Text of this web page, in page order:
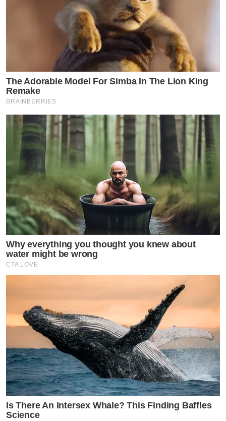
The Adorable Model For Simba In The Lion King
Remake
BRAINBERRIES
Why everything you thought you knew about
water might be wrong
CTA LOVE
Is There An Intersex Whale? This Finding Baffles
Science